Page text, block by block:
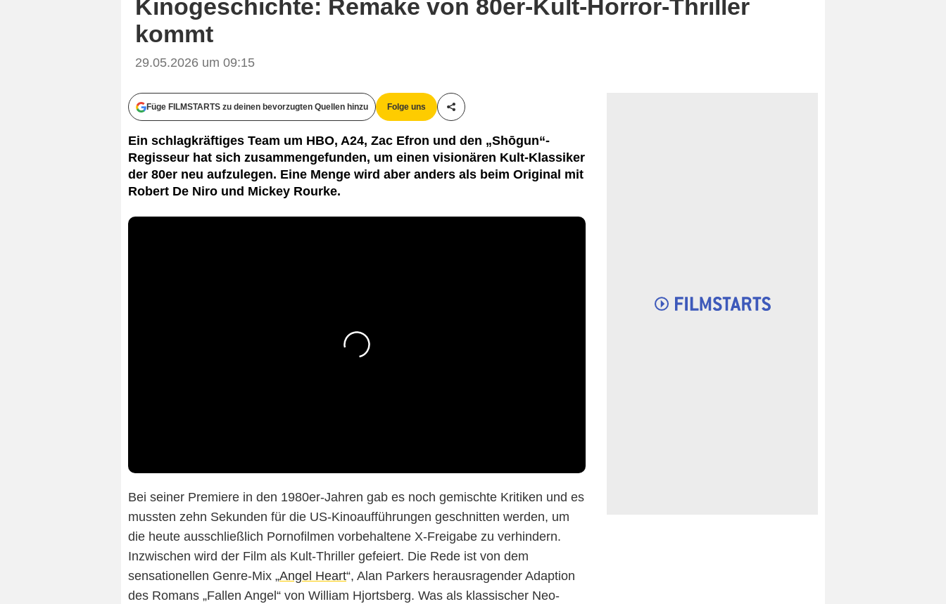
Kinogeschichte: Remake von 80er-Kult-Horror-Thriller
kommt
29.05.2026 um 09:15
Füge FILMSTARTS zu deinen bevorzugten Quellen hinzu Folge uns
Teile diesen Artikel
Ein schlagkräftiges Team um HBO, A24, Zac Efron und den „Shōgun“-
Regisseur hat sich zusammengefunden, um einen visionären Kult-Klassiker
der 80er neu aufzulegen. Eine Menge wird aber anders als beim Original mit
Robert De Niro und Mickey Rourke.
Bei seiner Premiere in den 1980er-Jahren gab es noch gemischte Kritiken und es
mussten zehn Sekunden für die US-Kinoaufführungen geschnitten werden, um
die heute ausschließlich Pornofilmen vorbehaltene X-Freigabe zu verhindern.
Inzwischen wird der Film als Kult-Thriller gefeiert. Die Rede ist von dem
sensationellen Genre-Mix „Angel Heart“, Alan Parkers herausragender Adaption
des Romans „Fallen Angel“ von William Hjortsberg. Was als klassischer Neo-